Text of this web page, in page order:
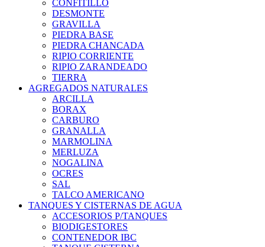
CONFITILLO
DESMONTE
GRAVILLA
PIEDRA BASE
PIEDRA CHANCADA
RIPIO CORRIENTE
RIPIO ZARANDEADO
TIERRA
AGREGADOS NATURALES
ARCILLA
BORAX
CARBURO
GRANALLA
MARMOLINA
MERLUZA
NOGALINA
OCRES
SAL
TALCO AMERICANO
TANQUES Y CISTERNAS DE AGUA
ACCESORIOS P/TANQUES
BIODIGESTORES
CONTENEDOR IBC